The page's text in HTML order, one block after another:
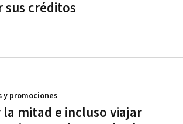
sus créditos
la mitad e incluso viajar
y promociones